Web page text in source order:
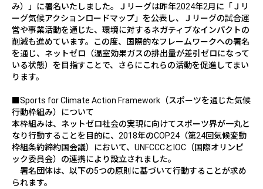
み）」に署名いたしました。Ｊリーグは昨年2024年2月に「Ｊリ
ーグ気候アクションロードマップ」を公表し、Ｊリーグの試合運
営や事業活動を通じた、環境に対するネガティブなインパクトの
削減も進めています。この度、国際的なフレームワークへの署名
を通じ、ネットゼロ（温室効果ガスの排出量が差引ゼロになって
いる状態）を目指すことで、さらにこれらの活動を促進してまい
ります。
Sports for Climate Action Framework （スポーツを通じた気候
行動枠組み）について
本枠組みは、ネットゼロ社会の実現に向けてスポーツ界が一丸と
なり行動することを目的に、 2018年のCOP24 （第24回気候変動
枠組条約締約国会議）において、 UNFCCCと IOC （国際オリンピ
ック委員会）の連携により設立されました。
署名団体は、以下の5つの原則に基づいて行動することが求め
られます。